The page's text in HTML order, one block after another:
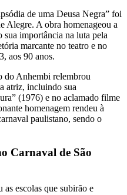
de uma Deusa Negra” foi
Alegre. A obra homenageou a
importância na luta pela
marcante no teatro e no
aos 90 anos.
do Anhembi relembrou
atriz, incluindo sua
(1976) e no aclamado filme
homenagem rendeu à
paulistano, sendo o
Carnaval de São
escolas que subirão e